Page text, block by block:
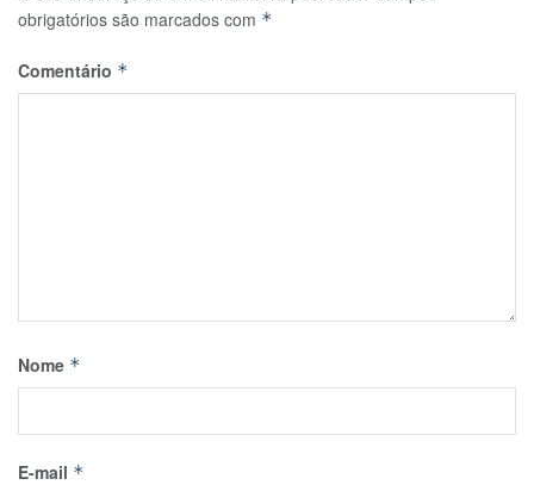
obrigatórios são marcados com *
Comentário *
Nome *
E-mail *